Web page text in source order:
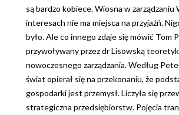
są bardzo kobiece. Wiosna w zarządzaniu
interesach nie ma miejsca na przyjaźń.
było. Ale co innego zdaje się mówić Tom
przywoływany przez dr Lisowską
nowoczesnego zarządzania. Według
świat opierał się na przekonaniu, że
gospodarki jest przemysł. Liczyła się
strategiczna przedsiębiorstw. Pojęcia